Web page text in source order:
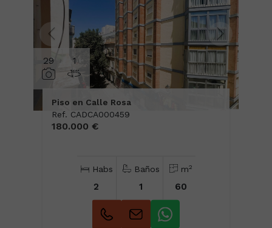
29 1
Piso en Calle Rosa
Ref. CADCA000459
180.000 €
Habs
2
Baños
1
m2
60